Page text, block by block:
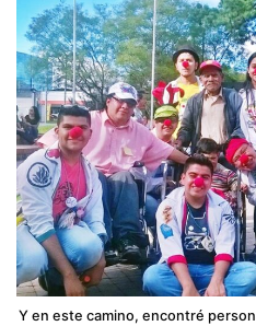
Y en este camino, encontré